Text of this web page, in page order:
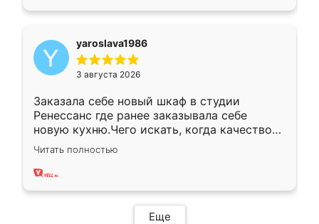
yaroslava1986
3 августа 2026
Заказала себе новый шкаф в студии
Ренессанс где ранее заказывала себе
новую кухню.Чего искать, когда качеством
вполне довольна. Служит кухня уже почти
два года, нареканий нет.
Читать полностью
Еще